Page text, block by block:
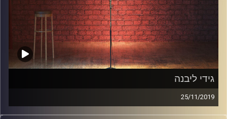
גידי ליבנה
25/11/2019
גידי ליבנה הוא אמן חושים, אבל מרגע שהתחיל לעשות